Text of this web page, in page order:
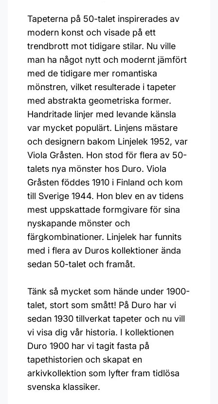
Tapeterna på 50-talet inspirerades av
modern konst och visade på ett
trendbrott mot tidigare stilar. Nu ville
man ha något nytt och modernt jämfört
med de tidigare mer romantiska
mönstren, vilket resulterade i tapeter
med abstrakta geometriska former.
Handritade linjer med levande känsla
var mycket populärt. Linjens mästare
och designern bakom Linjelek 1952, var
Viola Gråsten. Hon stod för flera av 50-
talets nya mönster hos Duro. Viola
Gråsten föddes 1910 i Finland och kom
till Sverige 1944. Hon blev en av tidens
mest uppskattade formgivare för sina
nyskapande mönster och
färgkombinationer. Linjelek har funnits
med i flera av Duros kollektioner ända
sedan 50-talet och framåt.
Tänk så mycket som hände under 1900-
talet, stort som smått! På Duro har vi
sedan 1930 tillverkat tapeter och nu vill
vi visa dig vår historia. I kollektionen
Duro 1900 har vi tagit fasta på
tapethistorien och skapat en
arkivkollektion som lyfter fram tidlösa
svenska klassiker.